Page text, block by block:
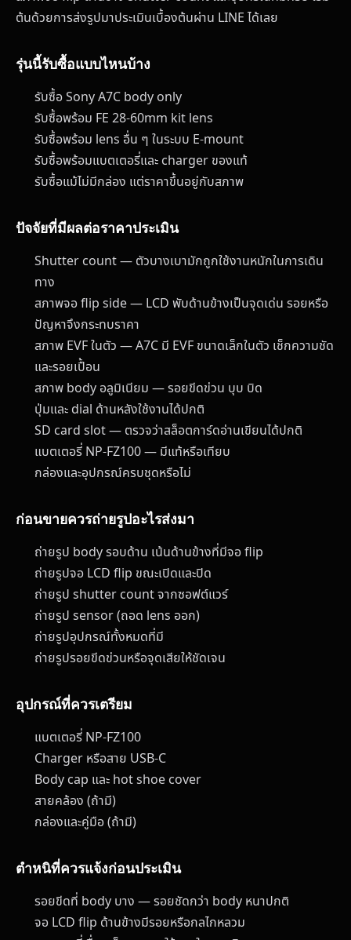
ต้นด้วยการส่งรูปมาประเมินเบื้องต้นผ่าน LINE ได้เลย
รุ่นนี้รับซื้อแบบไหนบ้าง
รับซื้อ Sony A7C body only
รับซื้อพร้อม FE 28-60mm kit lens
รับซื้อพร้อม lens อื่น ๆ ในระบบ E-mount
รับซื้อพร้อมแบตเตอรี่และ charger ของแท้
รับซื้อแม้ไม่มีกล่อง แต่ราคาขึ้นอยู่กับสภาพ
ปัจจัยที่มีผลต่อราคาประเมิน
Shutter count — ตัวบางเบามักถูกใช้งานหนักในการเดิน
ทาง
สภาพจอ flip side — LCD พับด้านข้างเป็นจุดเด่น รอยหรือ
ปัญหาจึงกระทบราคา
สภาพ EVF ในตัว — A7C มี EVF ขนาดเล็กในตัว เช็กความชัด
และรอยเปื้อน
สภาพ body อลูมิเนียม — รอยขีดข่วน บุบ บิด
ปุ่มและ dial ด้านหลังใช้งานได้ปกติ
SD card slot — ตรวจว่าสล็อตการ์ดอ่านเขียนได้ปกติ
แบตเตอรี่ NP-FZ100 — มีแท้หรือเทียบ
กล่องและอุปกรณ์ครบชุดหรือไม่
ก่อนขายควรถ่ายรูปอะไรส่งมา
ถ่ายรูป body รอบด้าน เน้นด้านข้างที่มีจอ flip
ถ่ายรูปจอ LCD flip ขณะเปิดและปิด
ถ่ายรูป shutter count จากซอฟต์แวร์
ถ่ายรูป sensor (ถอด lens ออก)
ถ่ายรูปอุปกรณ์ทั้งหมดที่มี
ถ่ายรูปรอยขีดข่วนหรือจุดเสียให้ชัดเจน
อุปกรณ์ที่ควรเตรียม
แบตเตอรี่ NP-FZ100
Charger หรือสาย USB-C
Body cap และ hot shoe cover
สายคล้อง (ถ้ามี)
กล่องและคู่มือ (ถ้ามี)
ตำหนิที่ควรแจ้งก่อนประเมิน
รอยขีดที่ body บาง — รอยชัดกว่า body หนาปกติ
จอ LCD flip ด้านข้างมีรอยหรือกลไกหลวม